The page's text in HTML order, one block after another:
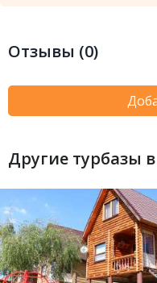
Отзывы (0)
Другие турбазы